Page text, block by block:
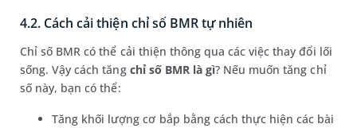
4.2. Cách cải thiện chỉ số BMR tự nhiên
Chỉ số BMR có thể cải thiện thông qua các việc thay đổi lối
sống. Vậy cách tăngchỉ số BMR là gì? Nếu muốn tăng chỉ
số này, bạn có thể:
Tăng khối lượng cơ bắp bằng cách thực hiện các bài